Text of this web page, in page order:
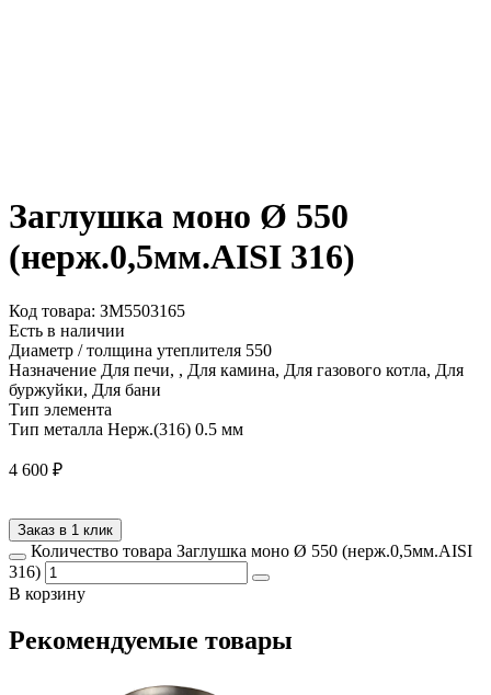
Заглушка моно Ø 550
(нерж.0,5мм.AISI 316)
Код товара: ЗМ5503165
Есть в наличии
Диаметр / толщина утеплителя 550
Назначение Для печи, , Для камина, Для газового котла, Для
буржуйки, Для бани
Тип элемента
Тип металла Нерж.(316) 0.5 мм
4 600 ₽
Заказ в 1 клик
Количество товара Заглушка моно Ø 550 (нерж.0,5мм.AISI
316)
В корзину
Рекомендуемые товары